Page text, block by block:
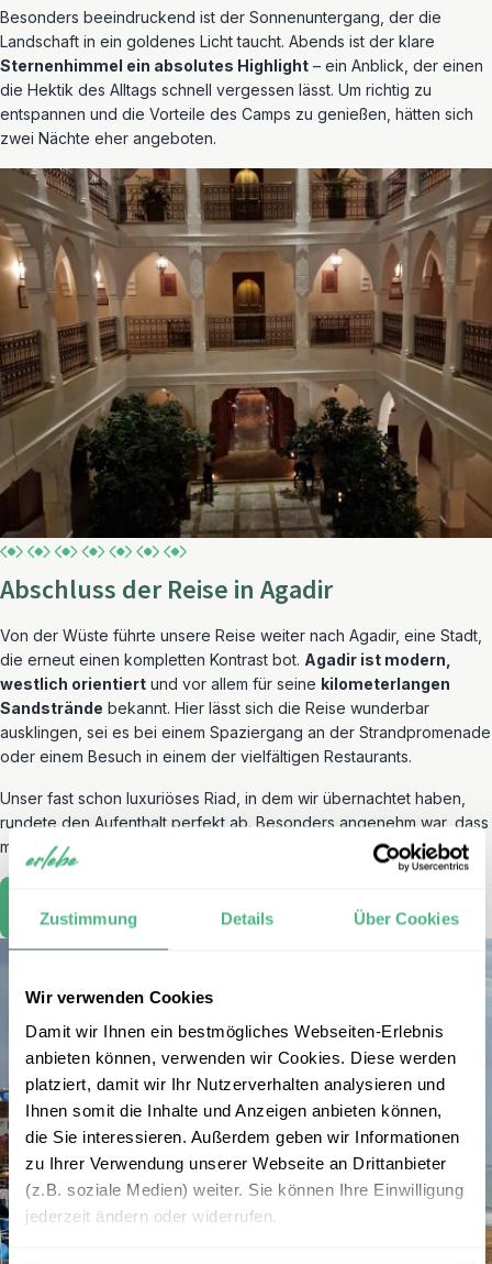
Zustimmung Details Über Cookies
Wir verwenden Cookies
Damit wir Ihnen ein bestmögliches Webseiten-Erlebnis
anbieten können, verwenden wir Cookies. Diese werden
platziert, damit wir Ihr Nutzerverhalten analysieren und
Ihnen somit die Inhalte und Anzeigen anbieten können,
die Sie interessieren. Außerdem geben wir Informationen
zu Ihrer Verwendung unserer Webseite an Drittanbieter
(z.B. soziale Medien) weiter. Sie können Ihre Einwilligung
jederzeit ändern oder widerrufen.
Besonders beeindruckend ist der Sonnenuntergang, der die
Landschaft in ein goldenes Licht taucht. Abends ist der klare
Sternenhimmel ein absolutes Highlight – ein Anblick, der einen
die Hektik des Alltags schnell vergessen lässt. Um richtig zu
entspannen und die Vorteile des Camps zu genießen, hätten sich
zwei Nächte eher angeboten.
Abschluss der Reise in Agadir
Von der Wüste führte unsere Reise weiter nach Agadir, eine Stadt,
die erneut einen kompletten Kontrast bot. Agadir ist modern,
westlich orientiert und vor allem für seine kilometerlangen
Sandstrände bekannt. Hier lässt sich die Reise wunderbar
ausklingen, sei es bei einem Spaziergang an der Strandpromenade
oder einem Besuch in einem der vielfältigen Restaurants.
Unser fast schon luxuriöses Riad, in dem wir übernachtet haben,
rundete den Aufenthalt perfekt ab. Besonders angenehm war, dass
man in Agadir vieles zu Fuß erreichen kann.
Agadir erleben